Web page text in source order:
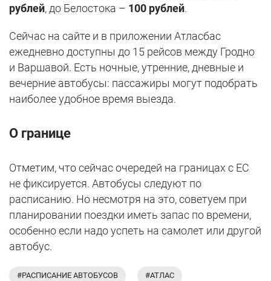
рублей, до Белостока – 100 рублей.
Сейчас на сайте и в приложении Атласбас
ежедневно доступны до 15 рейсов между Гродно
и Варшавой. Есть ночные, утренние, дневные и
вечерние автобусы: пассажиры могут подобрать
наиболее удобное время выезда.
О границе
Отметим, что сейчас очередей на границах с ЕС
не фиксируется. Автобусы следуют по
расписанию. Но несмотря на это, советуем при
планировании поездки иметь запас по времени,
особенно если надо успеть на самолет или другой
автобус.
#РАСПИСАНИЕ АВТОБУСОВ #АТЛАС